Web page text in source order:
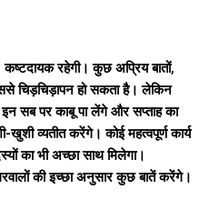
रहेगी। कुछ अप्रिय बातों,
चिड़चिड़ापन हो सकता है। लेकिन
सब पर काबू पा लेंगे और सप्ताह का
व्यतीत करेंगे। कोई महत्वपूर्ण कार्य
का भी अच्छा साथ मिलेगा।
की इच्छा अनुसार कुछ बातें करेंगे।